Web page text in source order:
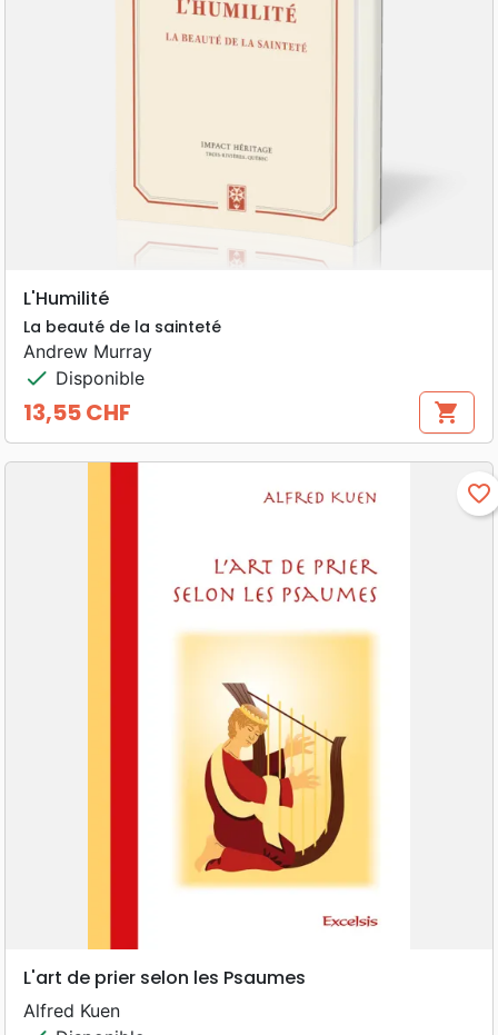
L'Humilité
La beauté de la sainteté
Andrew Murray
check Disponible
Prix
13,55 CHF shopping_cart
favorite_border
L'art de prier selon les Psaumes
Alfred Kuen